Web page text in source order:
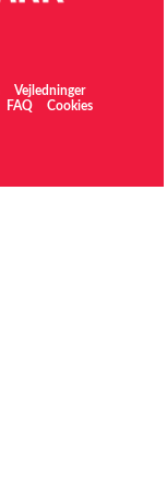
Vejledninger
FAQ Cookies